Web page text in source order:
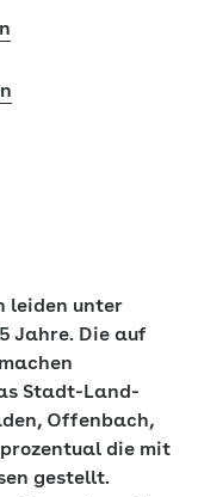
leiden unter
Jahre. Die auf
Stadt-Land-
Offenbach,
die mit
gestellt.